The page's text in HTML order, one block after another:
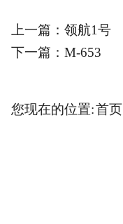
上一篇： 领航1号
下一篇： M-653
您现在的位置:首页